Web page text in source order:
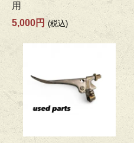
用
5,000円 (税込)